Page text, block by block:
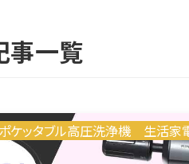
事一覧
ポケッタブル高圧洗浄機 生活家